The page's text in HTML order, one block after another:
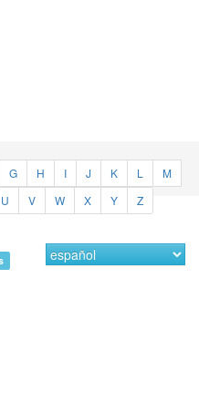
G H I J K L
M
U V W X Y Z